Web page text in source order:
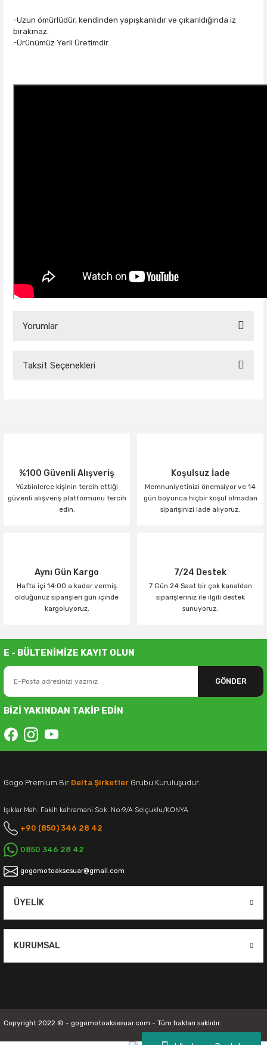
-Uzun ömürlüdür, kendinden yapışkanlıdır ve çıkarıldığında iz
bırakmaz.
-Ürünümüz Yerli Üretimdir.
Yorumlar
Taksit Seçenekleri
%100 Güvenli Alışveriş
Yüzbinlerce kişinin tercih ettiği
güvenli alışveriş platformunu tercih
edin.
Koşulsuz İade
Memnuniyetinizi önemsiyor ve 14
gün boyunca hiçbir koşul olmadan
siparişinizi iade alıyoruz.
Aynı Gün Kargo
Hafta içi 14:00 a kadar vermiş
olduğunuz siparişleri gün içinde
kargoluyoruz.
7/24 Destek
7 Gün 24 Saat bir çok kanaldan
siparişleriniz ile ilgili destek
sunuyoruz.
E - BÜLTENİMİZE KAYIT OLUN
GÖNDER
BİZİ YAKINDAN TAKİP EDİN
Gogo Premium Bir Delta Şirketler Grubu Kuruluşudur.
Işıklar Mah. Fakih kahramani Sok. No:9/A Selçuklu/KONYA
+90 (850) 346 28 42
0850 346 28 42
gogomotoaksesuar@gmail.com
ÜYELIK
KURUMSAL
Copyright 2022 © - gogomotoaksesuar.com - Tüm hakları saklıdır.